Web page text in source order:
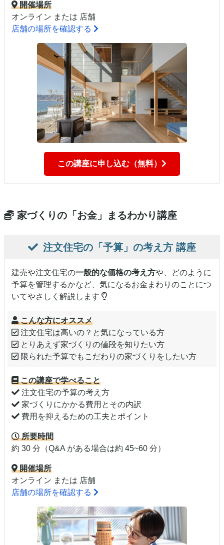
開催場所
オンライン または 店舗
店舗の場所を確認する
この講座に申し込む（無料）
家づくりの「お金」まるわかり講座
注文住宅の「予算」の考え方 講座
建売や注文住宅の一般的な価格の考え方や、どのように
予算を管理するかなど、気になるお金まわりのことにつ
いてやさしく解説します
こんな方にオススメ
注文住宅は高いの？と気になっている方
とりあえず家づくりの値段を知りたい方
限られた予算でもこだわりの家づくりをしたい方
この講座で学べること
注文住宅の予算の考え方
家づくりにかかる費用とその内訳
費用を抑えるための工夫とポイント
所要時間
約 30 分（Q&A がある場合は約 45~60 分）
開催場所
オンライン または 店舗
店舗の場所を確認する